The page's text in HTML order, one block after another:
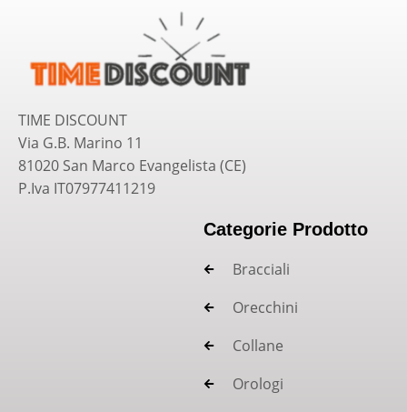
TIME DISCOUNT
Via G.B. Marino 11
81020 San Marco Evangelista (CE)
P.Iva IT07977411219
Categorie Prodotto
Bracciali
Orecchini
Collane
Orologi